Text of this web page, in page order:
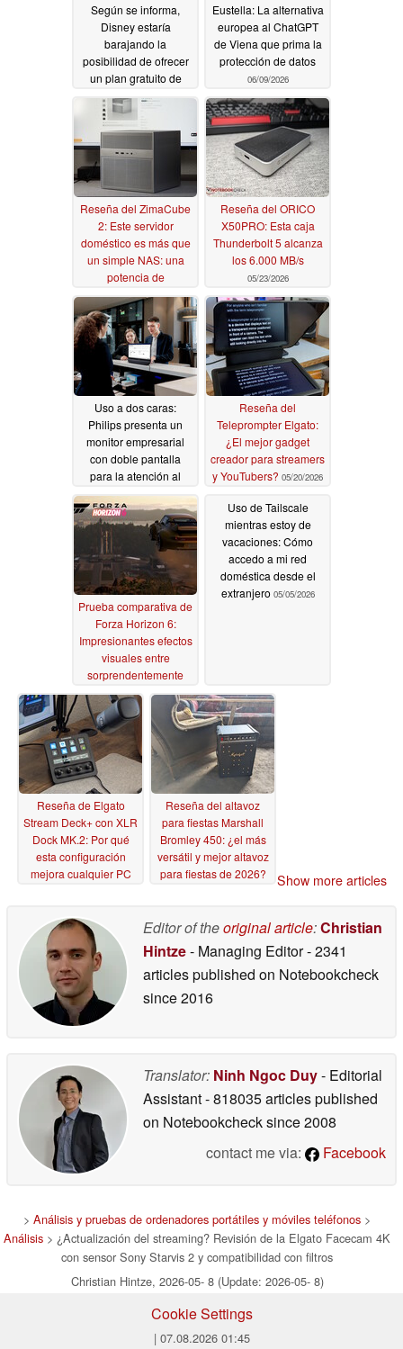
Según se informa,
Disney estaría
barajando la
posibilidad de ofrecer
un plan gratuito de
Disney+07/11/2026
Eustella: La alternativa
europea al ChatGPT
de Viena que prima la
protección de datos
06/09/2026
Reseña del ZimaCube
2: Este servidor
doméstico es más que
un simple NAS: una
potencia de
autoalojamiento
06/06/2026
Reseña del ORICO
X50PRO: Esta caja
Thunderbolt 5 alcanza
los 6.000 MB/s
05/23/2026
Uso a dos caras:
Philips presenta un
monitor empresarial
con doble pantalla
para la atención al
cliente y el co-trabajo
05/20/2026
Reseña del
Teleprompter Elgato:
¿El mejor gadget
creador para streamers
y YouTubers? 05/20/2026
Prueba comparativa de
Forza Horizon 6:
Impresionantes efectos
visuales entre
sorprendentemente
escalables y
brutalmente exigentes
05/14/2026
Uso de Tailscale
mientras estoy de
vacaciones: Cómo
accedo a mi red
doméstica desde el
extranjero 05/05/2026
Reseña de Elgato
Stream Deck+ con XLR
Dock MK.2: Por qué
esta configuración
mejora cualquier PC
Reseña del altavoz
para fiestas Marshall
Bromley 450: ¿el más
versátil y mejor altavoz
para fiestas de 2026?
Show more articles
Editor of theoriginal article:Christian
Hintze- Managing Editor- 2341
articles published on Notebookcheck
since 2016
Translator: Ninh Ngoc Duy- Editorial
Assistant- 818035 articles published
on Notebookchecksince 2008
contact me via:
Facebook
> Análisis y pruebas de ordenadores portátiles y móviles teléfonos >
Análisis > ¿Actualización del streaming? Revisión de la Elgato Facecam 4K
con sensor Sony Starvis 2 y compatibilidad con filtros
Christian Hintze, 2026-05- 8 (Update: 2026-05- 8)
Cookie Settings
| 07.08.2026 01:45